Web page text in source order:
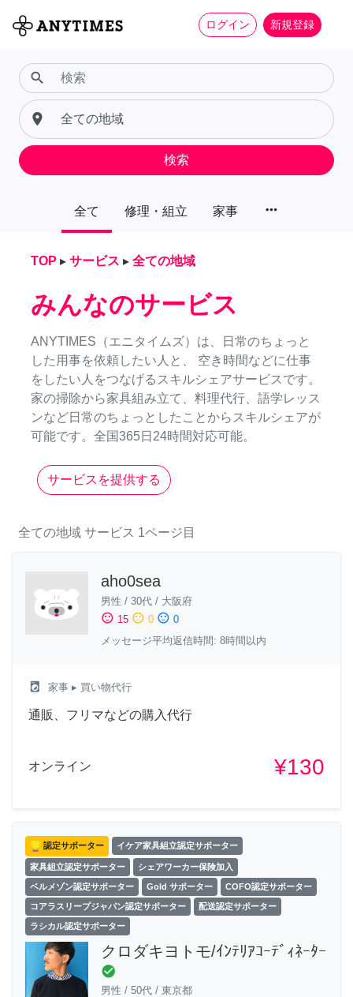
ログイン 新規登録
全て 修理・組立 家事 more_horiz
search
place
検索
TOP ▸ サービス ▸ 全ての地域
みんなのサービス
ANYTIMES（エニタイムズ）は、日常のちょっと
した用事を依頼したい人と、 空き時間などに仕事
をしたい人をつなげるスキルシェアサービスです。
家の掃除から家具組み立て、料理代行、語学レッス
ンなど日常のちょっとしたことからスキルシェアが
可能です。全国365日24時間対応可能。
サービスを提供する
全ての地域 サービス 1ページ目
aho0sea
男性 / 30代 / 大阪府
sentiment_satisfied 15 sentiment_neutral 0 sentiment_dissatisfied 0
メッセージ平均返信時間: 8時間以内
local_laundry_service 家事 ▸ 買い物代行
通販、フリマなどの購入代行
オンライン ¥130
認定サポーター イケア家具組立認定サポーター
家具組立認定サポーター シェアワーカー保険加入
ベルメゾン認定サポーター Gold サポーター COFO認定サポーター
コアラスリープジャパン認定サポーター 配送認定サポーター
ラシカル認定サポーター
クロダキヨトモ/ｲﾝﾃﾘｱｺｰﾃﾞｨﾈｰﾀｰ
check_circle
男性 / 50代 / 東京都